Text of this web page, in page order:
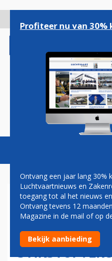
gaan
Magazine
LELYSTAD
MET EEN
TEGEN
Profiteer nu van
Ontvang een jaar lang 30%
Luchtvaartnieuws en
toegang tot al het nieuws
Ontvang tevens 12
Magazine in de mail of op
Bekijk aanbieding